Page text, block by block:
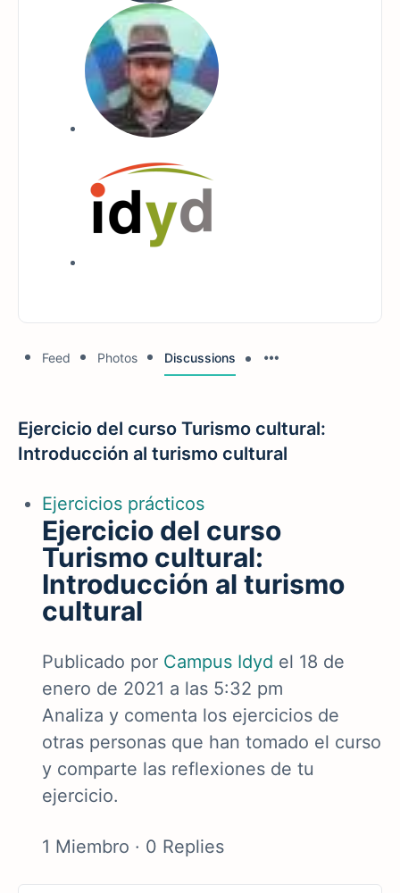
Feed Photos Discussions
Ejercicio del curso Turismo cultural:
Introducción al turismo cultural
Ejercicios prácticos
Ejercicio del curso
Turismo cultural:
Introducción al turismo
cultural
Publicado por Campus Idyd el 18 de
enero de 2021 a las 5:32 pm
Analiza y comenta los ejercicios de
otras personas que han tomado el curso
y comparte las reflexiones de tu
ejercicio.
1 Miembro · 0 Replies